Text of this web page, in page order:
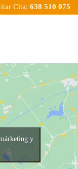
Cita: 638 510 075
y